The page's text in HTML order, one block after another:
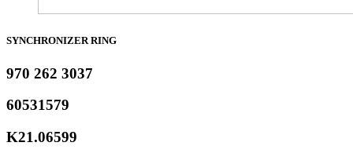
SYNCHRONIZER RING
970 262 3037
60531579
K21.06599